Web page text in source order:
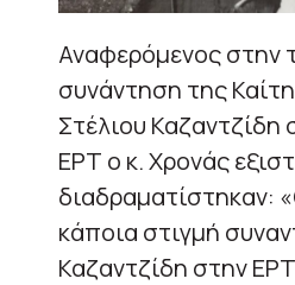
Αναφερόμενος στην
συνάντηση της
Στέλιου
ΕΡΤ ο κ. Χρονάς
διαδραματίστηκαν:
κάποια στιγμή
Καζαντζίδη στην